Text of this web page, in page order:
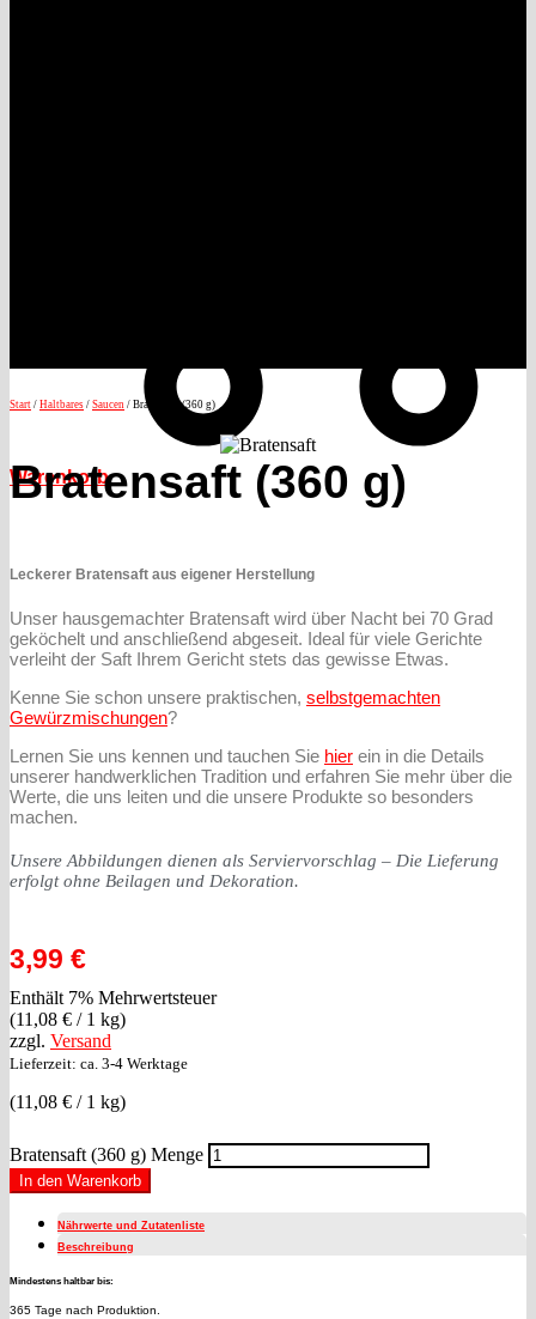
Warenkorb
Start / Haltbares / Saucen / Bratensaft (360 g)
Bratensaft (360 g)
Leckerer Bratensaft aus eigener Herstellung
Unser hausgemachter Bratensaft wird über Nacht bei 70 Grad
geköchelt und anschließend abgeseit. Ideal für viele Gerichte
verleiht der Saft Ihrem Gericht stets das gewisse Etwas.
Kenne Sie schon unsere praktischen, selbstgemachten
Gewürzmischungen?
Lernen Sie uns kennen und tauchen Sie hier ein in die Details
unserer handwerklichen Tradition und erfahren Sie mehr über die
Werte, die uns leiten und die unsere Produkte so besonders
machen.
Unsere Abbildungen dienen als Serviervorschlag – Die Lieferung
erfolgt ohne Beilagen und Dekoration.
3,99 €
Enthält 7% Mehrwertsteuer
(11,08 € / 1 kg)
zzgl. Versand
Lieferzeit: ca. 3-4 Werktage
(11,08 € / 1 kg)
Bratensaft (360 g) Menge
In den Warenkorb
Nährwerte und Zutatenliste
Beschreibung
Mindestens haltbar bis:
365 Tage nach Produktion.